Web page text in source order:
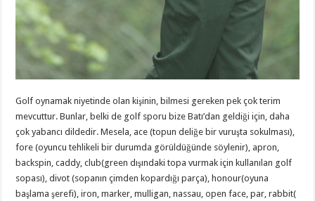
Golf oynamak niyetinde olan kişinin, bilmesi gereken pek çok terim
mevcuttur. Bunlar, belki de golf sporu bize Batı’dan geldiği için, daha
çok yabancı dildedir. Mesela, ace (topun deliğe bir vuruşta sokulması),
fore (oyuncu tehlikeli bir durumda görüldüğünde söylenir), apron,
backspin, caddy, club(green dışındaki topa vurmak için kullanılan golf
sopası), divot (sopanın çimden kopardığı parça), honour(oyuna
başlama şerefi), iron, marker, mulligan, nassau, open face, par, rabbit(